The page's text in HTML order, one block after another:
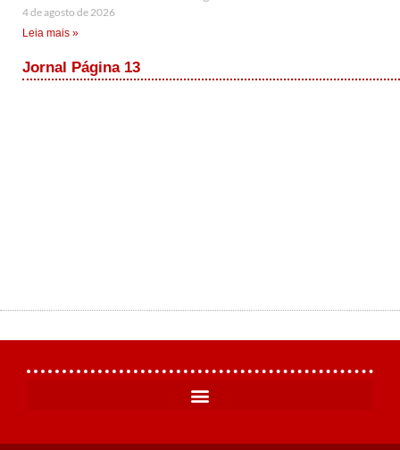
4 de agosto de 2026
Leia mais »
Jornal Página 13